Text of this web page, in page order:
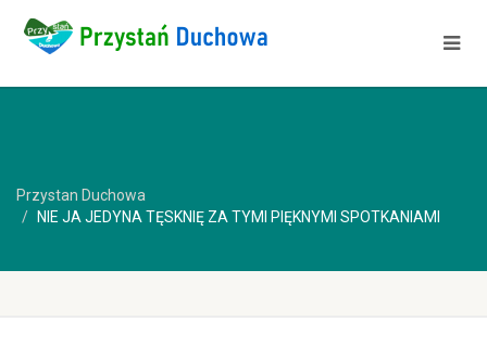
Przystan Duchowa
NIE JA JEDYNA TĘSKNIĘ ZA TYMI PIĘKNYMI SPOTKANIAMI